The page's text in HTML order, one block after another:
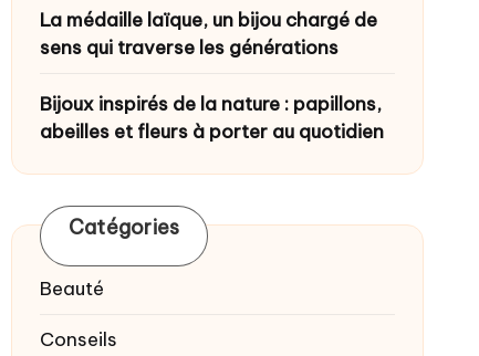
La médaille laïque, un bijou chargé de
sens qui traverse les générations
Bijoux inspirés de la nature : papillons,
abeilles et fleurs à porter au quotidien
Catégories
Beauté
Conseils